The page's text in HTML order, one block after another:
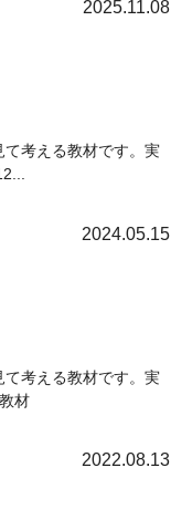
2025.11.08
考える教材です。実
2024.05.15
考える教材です。実
材
2022.08.13